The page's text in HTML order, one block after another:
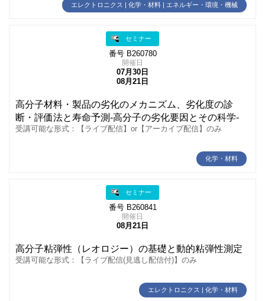
エレクトロニクス | 化学・材料 | エネルギー・環境・機械
セミナー
番号 B260780
開催日
07月30日
08月21日
高分子材料・製品の劣化のメカニズム、劣化度の診
断・評価法と寿命予測‐高分子の劣化要因とその科学‐
受講可能な形式：【ライブ配信】or【アーカイブ配信】のみ
化学・材料
セミナー
番号 B260841
開催日
08月21日
高分子粘弾性（レオロジー）の基礎と動的粘弾性測定
受講可能な形式：【ライブ配信(見逃し配信付)】のみ
エレクトロニクス | 化学・材料